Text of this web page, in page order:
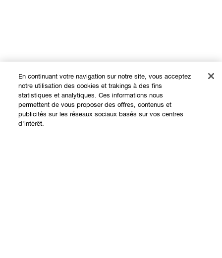
Expérience en ligne
En continuant votre navigation sur notre site, vous acceptez
notre utilisation des cookies et trakings à des fins
statistiques et analytiques. Ces informations nous
permettent de vous proposer des offres, contenus et
publicités sur les réseaux sociaux basés sur vos centres
d'intérêt.